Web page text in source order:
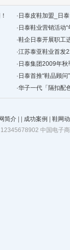
· 日泰皮鞋加盟_日
· 日泰鞋业营销活动
·鞋企日泰开展职工
动
·江苏泰亚鞋业首发
· 日泰集团2009年
· 日泰首推“鞋品顾问”
·华子一代「隔扣配
简介 成功案例
鞋网
中国电子